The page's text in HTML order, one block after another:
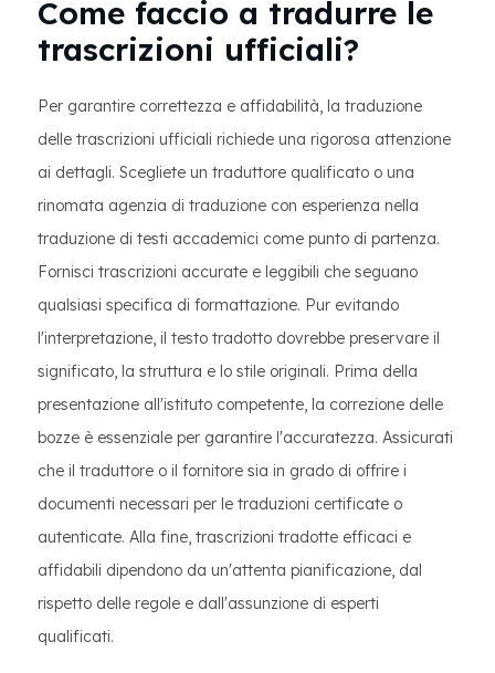
Come faccio a tradurre le
trascrizioni ufficiali?
Per garantire correttezza e affidabilità, la traduzione
delle trascrizioni ufficiali richiede una rigorosa attenzione
ai dettagli. Scegliete un traduttore qualificato o una
rinomata agenzia di traduzione con esperienza nella
traduzione di testi accademici come punto di partenza.
Fornisci trascrizioni accurate e leggibili che seguano
qualsiasi specifica di formattazione. Pur evitando
l'interpretazione, il testo tradotto dovrebbe preservare il
significato, la struttura e lo stile originali. Prima della
presentazione all'istituto competente, la correzione delle
bozze è essenziale per garantire l'accuratezza. Assicurati
che il traduttore o il fornitore sia in grado di offrire i
documenti necessari per le traduzioni certificate o
autenticate. Alla fine, trascrizioni tradotte efficaci e
affidabili dipendono da un'attenta pianificazione, dal
rispetto delle regole e dall'assunzione di esperti
qualificati.